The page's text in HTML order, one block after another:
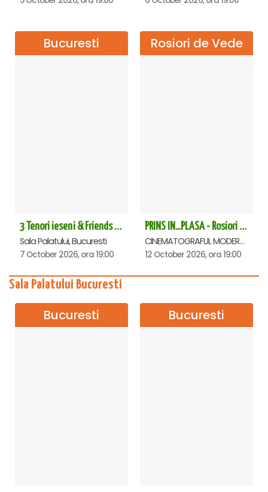
Bucuresti
3 Tenori ieseni & Friends - Sala Palatului
Sala Palatului, Bucuresti
7 October 2026, ora 19:00
Rosiori de Vede
PRINS IN...PLASA - Rosiori de Vede
CINEMATOGRAFUL MODERN, Rosiori de Vede
12 October 2026, ora 19:00
Sala Palatului Bucuresti
Bucuresti Bucuresti